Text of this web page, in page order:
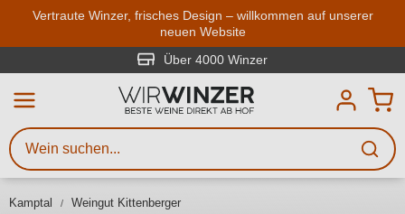
Zum Hauptinhalt springen
Vertraute Winzer, frisches Design – willkommen auf unserer
neuen Website
Über 4000 Winzer
Kamptal Weingut Kittenberger
Weinsuche
Mindestens 3 Zeichen eingeben
Beschreiben Sie, welchen Wein
Sie suchen – ob nach Geschmack,